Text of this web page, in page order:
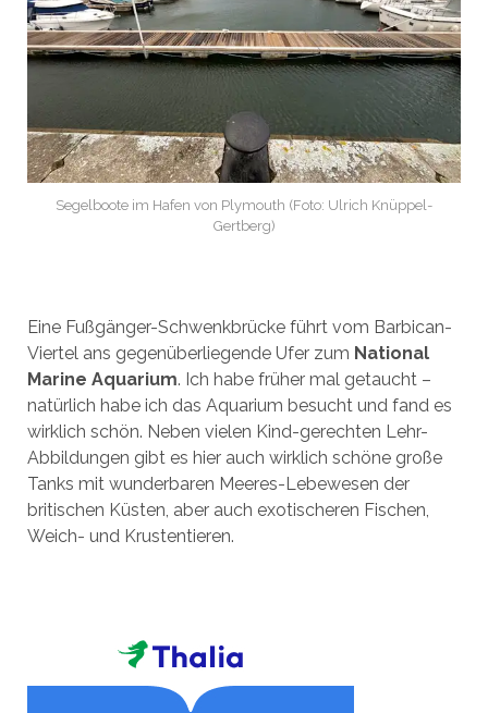
Segelboote im Hafen von Plymouth (Foto: Ulrich Knüppel-
Gertberg)
Eine Fußgänger-Schwenkbrücke führt vom Barbican-
Viertel ans gegenüberliegende Ufer zum National
Marine Aquarium. Ich habe früher mal getaucht –
natürlich habe ich das Aquarium besucht und fand es
wirklich schön. Neben vielen Kind-gerechten Lehr-
Abbildungen gibt es hier auch wirklich schöne große
Tanks mit wunderbaren Meeres-Lebewesen der
britischen Küsten, aber auch exotischeren Fischen,
Weich- und Krustentieren.